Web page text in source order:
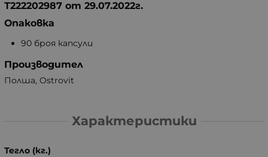
Т222202987 от 29.07.2022г.
Опаковка
90 броя капсули
Производител
Полша, Ostrovit
Характеристики
Тегло (кг.)